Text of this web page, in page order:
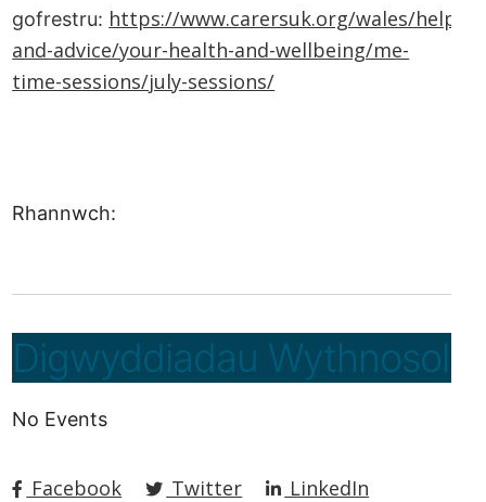
gofrestru: https://www.carersuk.org/wales/help-
and-advice/your-health-and-wellbeing/me-
time-sessions/july-sessions/
Rhannwch:
Digwyddiadau Wythnosol
No Events
Facebook Twitter
LinkedIn